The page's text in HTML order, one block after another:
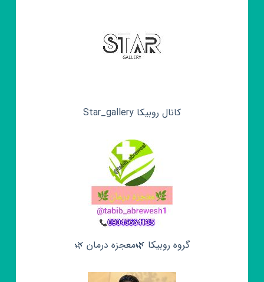
کانال روبیکا Star_gallery
گروه روبیکا 🌿معجزه درمان 🌿